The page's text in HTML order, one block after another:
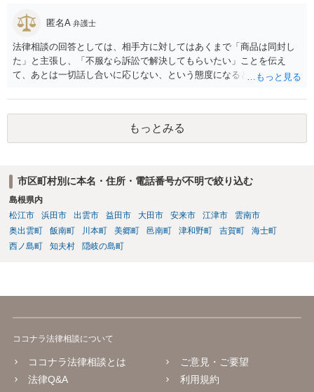
匿名A 弁護士
法律相談の回答としては、相手方に対してはあくまで「商品は同封し
た」と主張し、「不服なら訴訟で解決してもらいたい」ことを伝え
て、あとは一切話し合いに応じない、という態度になると思います。
可能性もありますが、「返金は絶対にしたくありません」ということ
であれば、徹底的に強気で対応することになるでしょう。
もっとみる
市区町村別に本名・住所・電話番号が不明で絞り込む
島根県内
松江市
浜田市 出雲市 益田市 大田市 安来市 江津市
雲南市
奥出雲町
飯南町 川本町 美郷町 邑南町 津和野町 吉賀町
海士町
西ノ島町
知夫村 隠岐の島町
ココナラ法律相談について
ココナラ法律相談とは
法律Q&A
ご意見・ご要望
利用規約